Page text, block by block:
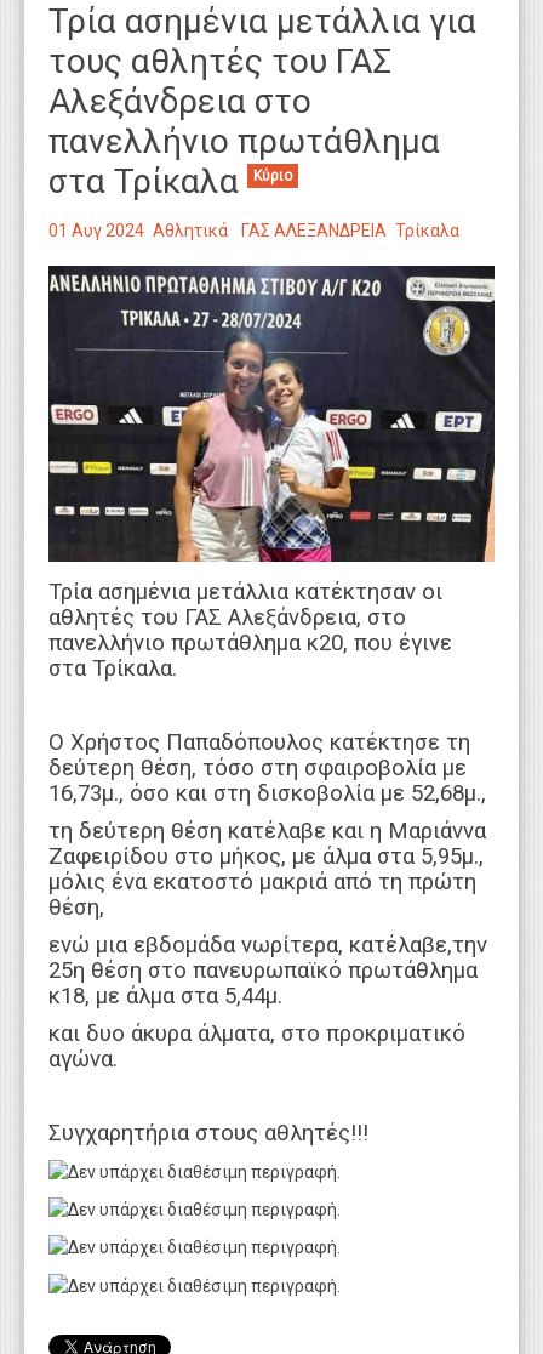
Τρία ασημένια μετάλλια για
τους αθλητές του ΓΑΣ
Αλεξάνδρεια στο
πανελλήνιο πρωτάθλημα
στα Τρίκαλα
Κύριο
01 Αυγ 2024 Αθλητικά ΓΑΣ ΑΛΕΞΑΝΔΡΕΙΑ Τρίκαλα
Τρία ασημένια μετάλλια κατέκτησαν οι
αθλητές του ΓΑΣ Αλεξάνδρεια, στο
πανελλήνιο πρωτάθλημα κ20, που έγινε
στα Τρίκαλα.
Ο Χρήστος Παπαδόπουλος κατέκτησε τη
δεύτερη θέση, τόσο στη σφαιροβολία με
16,73μ., όσο και στη δισκοβολία με 52,68μ.,
τη δεύτερη θέση κατέλαβε και η Μαριάννα
Ζαφειρίδου στο μήκος, με άλμα στα 5,95μ.,
μόλις ένα εκατοστό μακριά από τη πρώτη
θέση,
ενώ μια εβδομάδα νωρίτερα, κατέλαβε,την
25η θέση στο πανευρωπαϊκό πρωτάθλημα
κ18, με άλμα στα 5,44μ.
και δυο άκυρα άλματα, στο προκριματικό
αγώνα.
Συγχαρητήρια στους αθλητές!!!
Τεχνολογία
Εκπαίδευση
Υγεία
Κυτίο Παραπόνων Πολιτών